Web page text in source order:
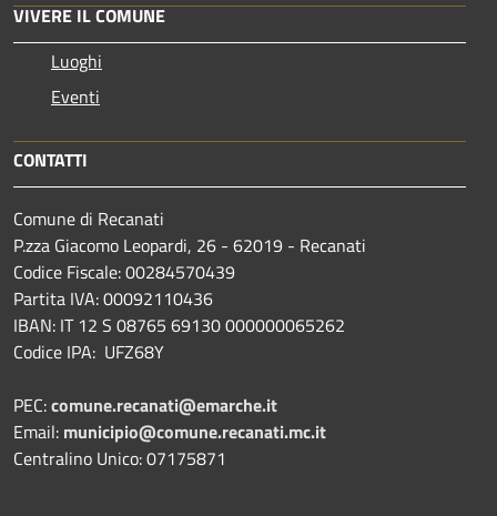
VIVERE IL COMUNE
Luoghi
Eventi
CONTATTI
Comune di Recanati
P.zza Giacomo Leopardi, 26 - 62019 - Recanati
Codice Fiscale: 00284570439
Partita IVA: 00092110436
IBAN: IT 12 S 08765 69130 000000065262
Codice IPA: UFZ68Y
PEC:comune.recanati@emarche.it
Email: municipio@comune.recanati.mc.it
Centralino Unico: 07175871